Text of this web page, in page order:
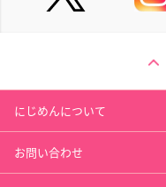
にじめんについて
お問い合わせ